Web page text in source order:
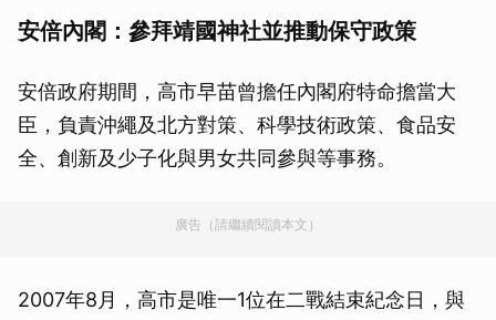
安倍內閣：參拜靖國神社並推動保守政策
安倍政府期間，高市早苗曾擔任內閣府特命擔當大
臣，負責沖繩及北方對策、科學技術政策、食品安
全、創新及少子化與男女共同參與等事務。
廣告（請繼續閱讀本文）
2007年8月，高市是唯一1位在二戰結束紀念日，與